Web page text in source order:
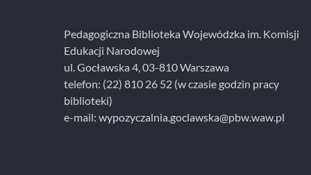
Pedagogiczna Biblioteka Wojewódzka im. Komisji
Edukacji Narodowej
ul. Gocławska 4, 03-810 Warszawa
telefon: (22) 810 26 52 (w czasie godzin pracy
biblioteki)
e-mail: wypozyczalnia.goclawska@pbw.waw.pl